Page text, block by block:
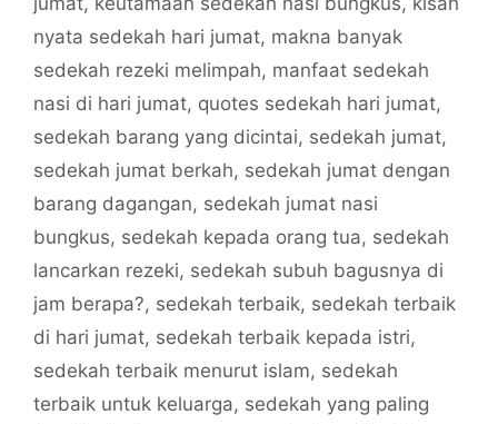
nyata sedekah hari jumat, makna banyak
sedekah rezeki melimpah, manfaat sedekah
nasi di hari jumat, quotes sedekah hari jumat,
sedekah barang yang dicintai, sedekah jumat,
sedekah jumat berkah, sedekah jumat dengan
barang dagangan, sedekah jumat nasi
bungkus, sedekah kepada orang tua, sedekah
lancarkan rezeki, sedekah subuh bagusnya di
jam berapa?, sedekah terbaik, sedekah terbaik
di hari jumat, sedekah terbaik kepada istri,
sedekah terbaik menurut islam, sedekah
terbaik untuk keluarga, sedekah yang paling